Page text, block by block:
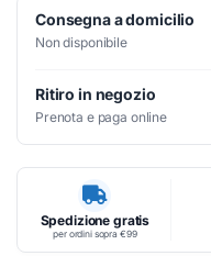
Consegna a domicilio
Non disponibile
Ritiro in negozio
Prenota e paga online
Spedizione gratis
per ordini sopra €99